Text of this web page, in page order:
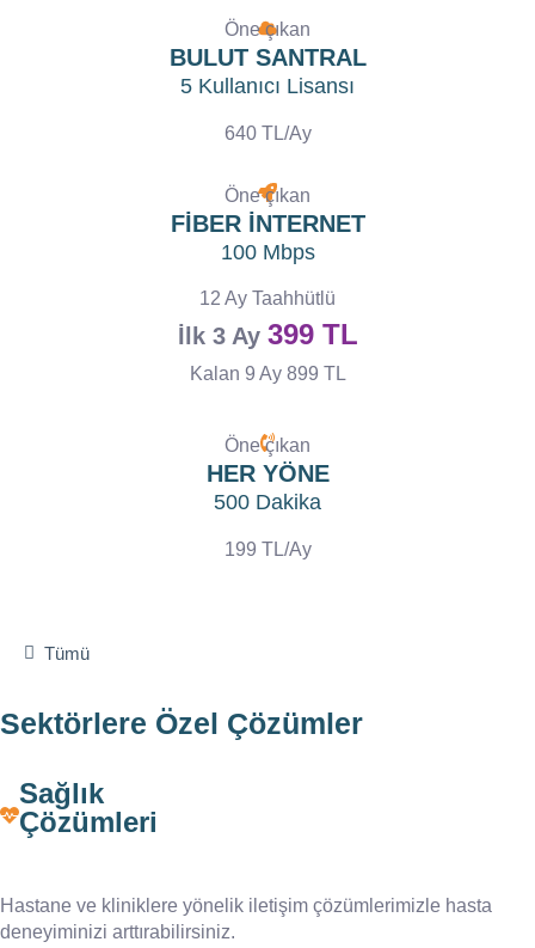
Öne çıkan
BULUT SANTRAL
5 Kullanıcı Lisansı
640 TL/Ay
Öne çıkan
FİBER İNTERNET
100 Mbps
12 Ay Taahhütlü
İlk 3 Ay 399 TL
Kalan 9 Ay 899 TL
Öne çıkan
HER YÖNE
500 Dakika
199 TL/Ay
Tümü
Sektörlere Özel Çözümler
Sağlık
Çözümleri
Hastane ve kliniklere yönelik iletişim çözümlerimizle hasta
deneyiminizi arttırabilirsiniz.